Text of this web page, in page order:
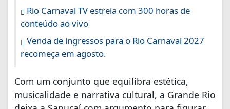
Rio Carnaval TV estreia com 300 horas de
conteúdo ao vivo
Venda de ingressos para o Rio Carnaval 2027
recomeça em agosto.
Com um conjunto que equilibra estética,
musicalidade e narrativa cultural, a Grande Rio